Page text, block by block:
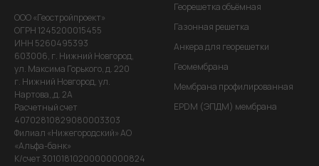
ООО «Геостройпроект»
ОГРН 1245200015455
ИНН 5260495393
603006, г. Нижний Новгород,
ул. Максима Горького, д. 220
г. Нижний Новгород, ул.
Нартова,,д. 2А
Расчетный счет
40702810829080003303
Филиал «Нижегородский» АО
«Альфа-банк»
К/счет 30101810200000000824
Георешетка объёмная
Газонная решетка
Анкера для георешетки
Геомембрана
Мембрана профилированная
EPDM (ЭПДМ) мембрана